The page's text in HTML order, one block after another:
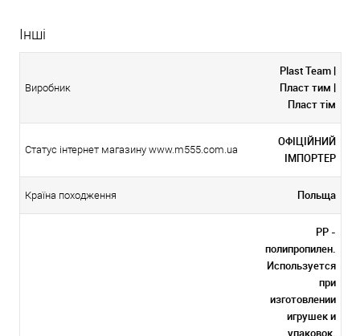
Інші
Виробник
Plast Team |
Пласт тим |
Пласт тім
Статус інтернет магазину www.m555.com.ua
ОФІЦІЙНИЙ
ІМПОРТЕР
Країна походження Польща
PP -
полипропилен.
Используется
при
изготовлении
игрушек и
упаковок.